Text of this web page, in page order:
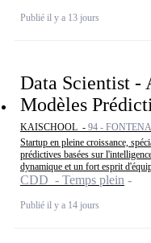
Publié il y a 13 jours
Data Scientist -
Modèles
KAISCHOOL - 94 -
Startup en pleine croissance,
prédictives basées sur
dynamique et un fort esprit
CDD - Temps plein
Publié il y a 14 jours